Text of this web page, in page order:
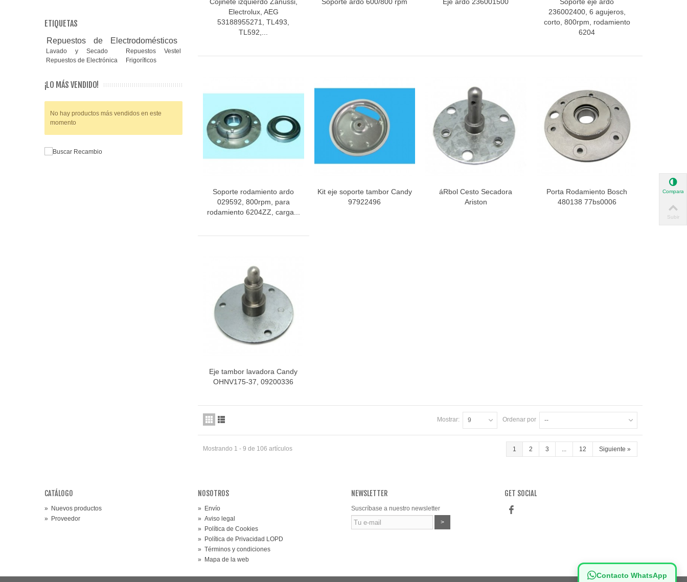
ETIQUETAS
Repuestos de Electrodomésticos
Lavado y Secado
Repuestos Vestel
Repuestos de Electrónica
Frigoríficos
¡LO MÁS VENDIDO!
No hay productos más vendidos en este
momento
Vista rápida
Electrolux, AEG
53188955271, TL493,
TL592,...
Vista rápida Vista rápida Vista rápida
236002400, 6 agujeros,
corto, 800rpm, rodamiento
6204
Vista rápida
Soporte rodamiento ardo
029592, 800rpm, para
rodamiento 6204ZZ, carga...
Vista rápida
Kit eje soporte tambor Candy
97922496
Vista rápida
áRbol Cesto Secadora
Ariston
Vista rápida
Porta Rodamiento Bosch
480138 77bs0006
Vista rápida
Eje tambor lavadora Candy
OHNV175-37, 09200336
Ordenar por --
Mostrar: 9
1 2 3 ... 12 Siguiente »
Mostrando 1 - 9 de 106 artículos
CATÁLOGO
»
Nuevos productos
»
Proveedor
NOSOTROS
»
Envío
» Aviso legal
»
Política de Cookies
»
Política de Privacidad LOPD
» Términos y condiciones
»
Mapa de la web
NEWSLETTER
Suscríbase a nuestro newsletter
>
GET SOCIAL
Contacto WhatsApp
Comparar
Subir